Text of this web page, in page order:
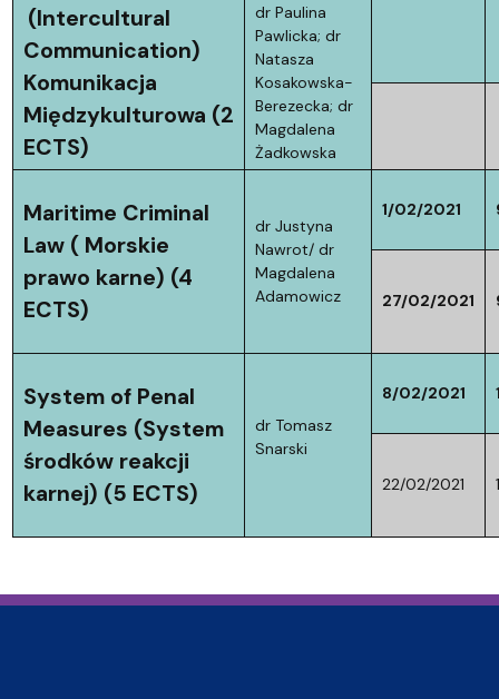
(Intercultural
Communication)
Komunikacja
Międzykulturowa (2
ECTS)
dr Paulina
Pawlicka; dr
Natasza
Kosakowska-
Berezecka; dr
Magdalena
Żadkowska
Maritime Criminal
Law ( Morskie
prawo karne) (4
ECTS)
dr Justyna
Nawrot/ dr
Magdalena
Adamowicz
1/02/2021
27/02/2021
System of Penal
Measures (System
środków reakcji
karnej) (5 ECTS)
dr Tomasz
Snarski
8/02/2021
22/02/2021